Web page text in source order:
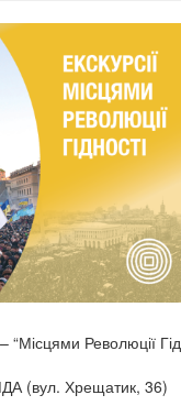
– “Місцями Революції
(вул. Хрещатик, 36)